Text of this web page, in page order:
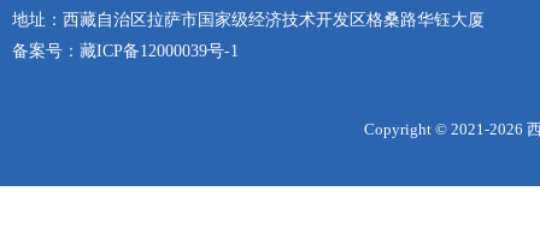
地址：西藏自治区拉萨市国家级经济技术开发区格桑路华钰大厦
备案号： 藏ICP备12000039号-1
Copyright © 2021-2026